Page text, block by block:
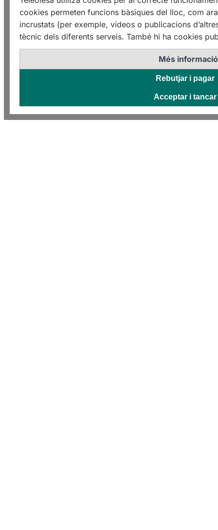
cookies permeten funcions bàsiques del lloc, com
incrustats (per exemple, vídeos o publicacions
tècnic dels diferents serveis. També hi ha cookies
Més
Rebutjar i pagar
Acceptar i tancar